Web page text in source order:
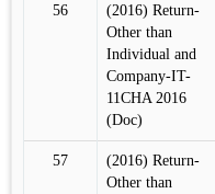
56
(2016) Return-
Other than
Individual and
Company-IT-
11CHA 2016
(Doc)
57
(2016) Return-
Other than